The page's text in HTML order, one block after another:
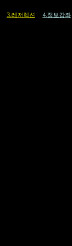
3.레저렉션 4.정보강좌